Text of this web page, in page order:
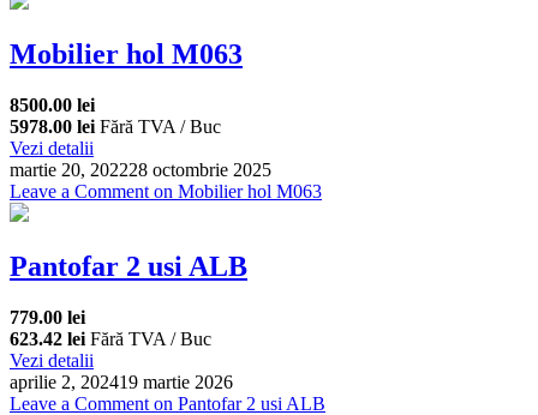
Mobilier hol M063
8500.00 lei
5978.00 lei Fără TVA / Buc
Vezi detalii
martie 20, 202228 octombrie 2025
Leave a Comment on Mobilier hol M063
Pantofar 2 usi ALB
779.00 lei
623.42 lei Fără TVA / Buc
Vezi detalii
aprilie 2, 202419 martie 2026
Leave a Comment on Pantofar 2 usi ALB